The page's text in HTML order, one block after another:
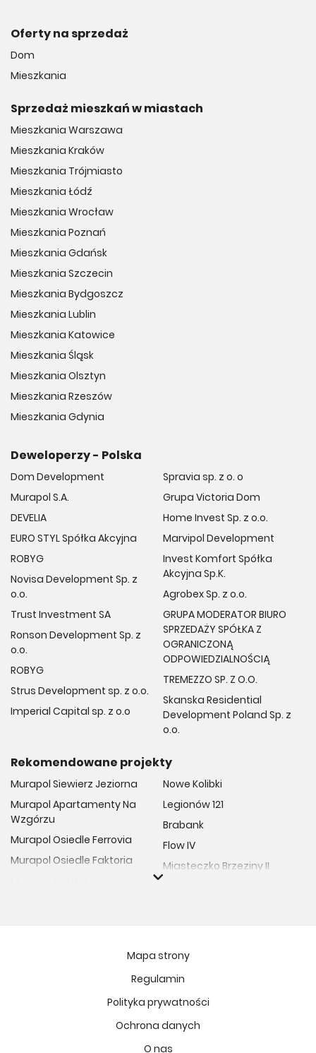
Oferty na sprzedaż
Dom
Mieszkania
Sprzedaż mieszkań w miastach
Mieszkania Warszawa
Mieszkania Kraków
Mieszkania Trójmiasto
Mieszkania Łódź
Mieszkania Wrocław
Mieszkania Poznań
Mieszkania Gdańsk
Mieszkania Szczecin
Mieszkania Bydgoszcz
Mieszkania Lublin
Mieszkania Katowice
Mieszkania Śląsk
Mieszkania Olsztyn
Mieszkania Rzeszów
Mieszkania Gdynia
Deweloperzy - Polska
Dom Development
Murapol S.A.
DEVELIA
EURO STYL Spółka Akcyjna
ROBYG
Novisa Development Sp. z
o.o.
Trust Investment SA
Ronson Development Sp. z
o.o.
ROBYG
Strus Development sp. z o.o.
Imperial Capital sp. z o.o
Spravia sp. z o. o
Grupa Victoria Dom
Home Invest Sp. z o.o.
Marvipol Development
Invest Komfort Spółka
Akcyjna Sp.K.
Agrobex Sp. z o.o.
GRUPA MODERATOR BIURO
SPRZEDAŻY SPÓŁKA Z
OGRANICZONĄ
ODPOWIEDZIALNOŚCIĄ
TREMEZZO SP. Z O.O.
Skanska Residential
Development Poland Sp. z
o.o.
Rekomendowane projekty
Murapol Siewierz Jeziorna
Murapol Apartamenty Na
Wzgórzu
Murapol Osiedle Ferrovia
Murapol Osiedle Faktoria
Murapol Osiedle Szafirove
Nowe Kolibki
Legionów 121
Brabank
Flow IV
Miasteczko Brzeziny II
MIASTECZKO NOVA FALA
Żywiecka Vita
Osiedle Art Park
Mapa strony
Regulamin
Polityka prywatności
Ochrona danych
O nas